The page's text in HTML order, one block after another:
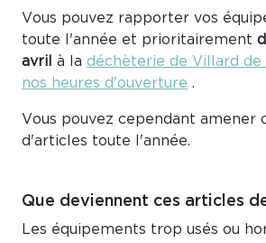
Vous pouvez rapporter vos
toute l'année et prioritairement
avril
à la déchèterie de Villard de
nos heures d'ouverture .
Vous pouvez cependant amener
d'articles toute l'année.
Que deviennent ces articles
Les équipements trop usés ou